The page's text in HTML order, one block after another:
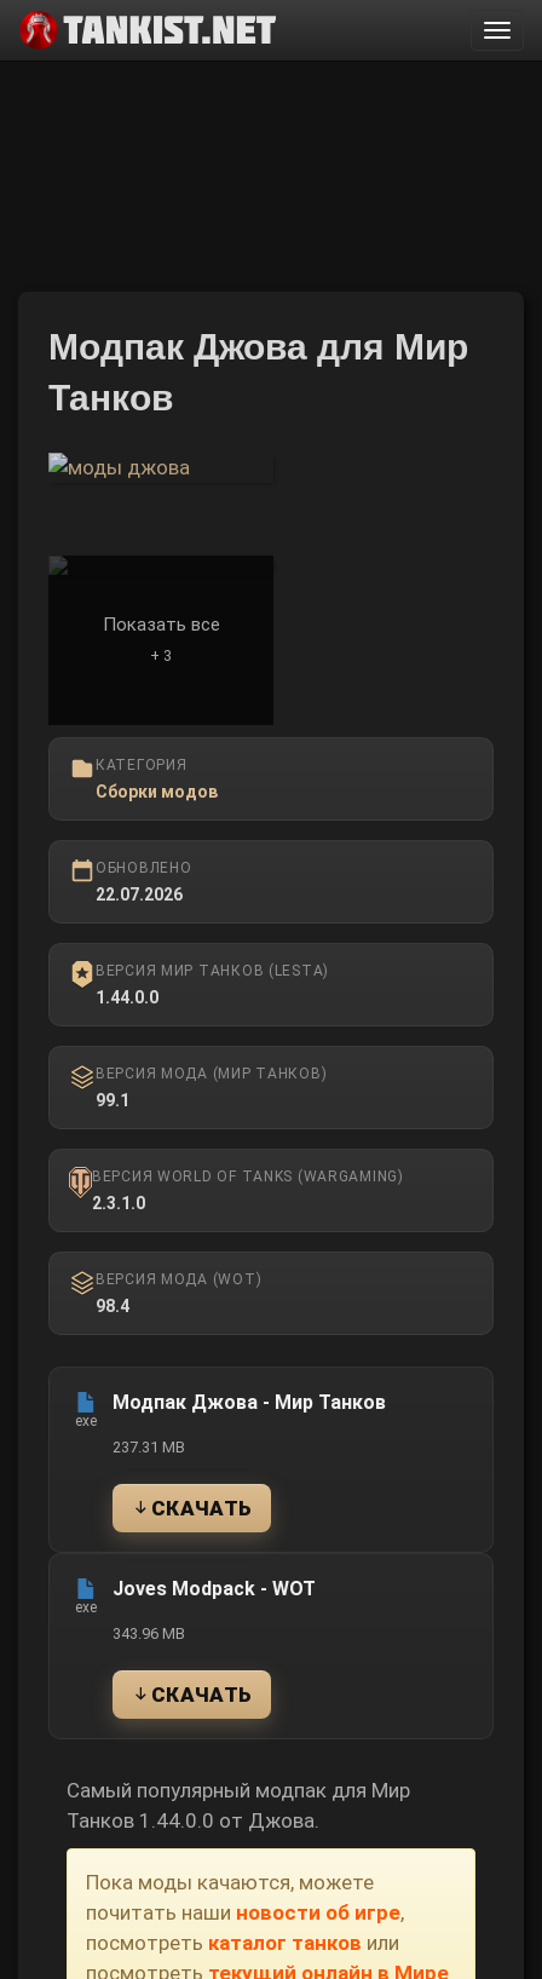
Модпак Джова для Мир
Танков
Показать все
+ 3
КАТЕГОРИЯ
Сборки модов
ОБНОВЛЕНО
22.07.2026
ВЕРСИЯ МИР ТАНКОВ (LESTA)
1.44.0.0
ВЕРСИЯ МОДА (МИР ТАНКОВ)
99.1
ВЕРСИЯ WORLD OF TANKS (WARGAMING)
2.3.1.0
ВЕРСИЯ МОДА (WOT)
98.4
exe
Модпак Джова - Мир Танков
237.31 MB
СКАЧАТЬ
exe
Joves Modpack - WOT
343.96 MB
СКАЧАТЬ
Самый популярный модпак для Мир
Танков 1.44.0.0 от Джова.
Пока моды качаются, можете
почитать наши новости об игре,
посмотреть каталог танков или
посмотреть текущий онлайн в Мире